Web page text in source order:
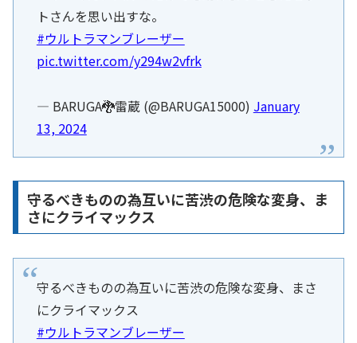
トさんを思い出すな。
#ウルトラマンブレーザー
pic.twitter.com/y294w2vfrk
— BARUGA🐉雷蔵 (@BARUGA15000) January
13, 2024
守るべきものの為互いに苦渋の危険な変身、ま
さにクライマックス
守るべきものの為互いに苦渋の危険な変身、まさ
にクライマックス
#ウルトラマンブレーザー